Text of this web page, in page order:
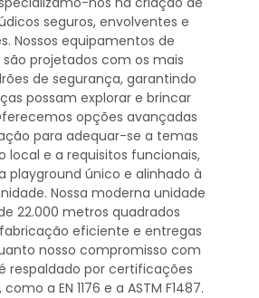
seguros, envolventes e
Nossos equipamentos de
projetados com os mais
de segurança, garantindo
possam explorar e brincar
opções avançadas
para adequar-se a temas
local e a requisitos funcionais,
playground único e alinhado à
Nossa moderna unidade
22.000 metros quadrados
eficiente e entregas
nosso compromisso com
respaldado por certificações
a EN 1176 e a ASTM F1487.